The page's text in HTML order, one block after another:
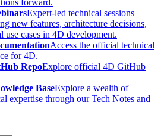
forward.
Expert-led technical sessions
new features, architecture decisions,
use cases in 4D development.
Access the official technical
for 4D.
RepoExplore official 4D GitHub
BaseExplore a wealth of
expertise through our Tech Notes and